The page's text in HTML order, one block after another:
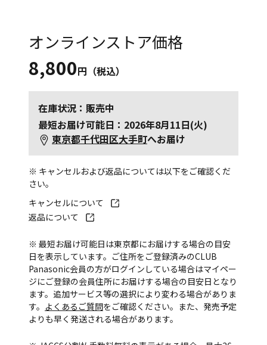
オンラインストア価格
8,800円（税込）
在庫状況：販売中
最短お届け可能日：2026年8月11日(火)
東京都千代田区大手町へお届け
※ キャンセルおよび返品については以下をご確認くだ
さい。
キャンセルについて
返品について
※ 最短お届け可能日は東京都にお届けする場合の目安
日を表示しています。ご住所をご登録済みのCLUB
Panasonic会員の方がログインしている場合はマイペー
ジにご登録の会員住所にお届けする場合の目安日となり
ます。追加サービス等の選択により変わる場合がありま
す。 よくあるご質問をご確認ください。また、発売予定
よりも早く発送される場合があります。